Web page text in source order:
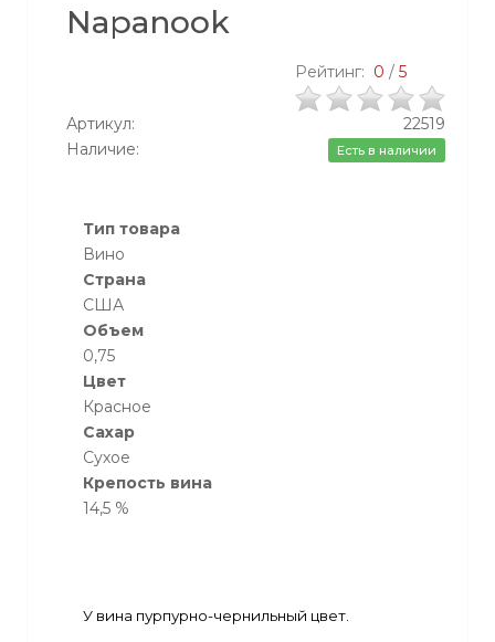
Napanook
Рейтинг: 0 / 5
Артикул:
22519
Наличие:
Есть в наличии
Тип товара
Вино
Страна
США
Объем
0,75
Цвет
Красное
Сахар
Сухое
Крепость вина
14,5 %
У вина пурпурно-чернильный цвет.